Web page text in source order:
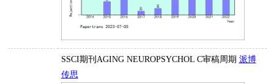
SSCI期刊AGING NEUROPSYCHOL C审稿周期 派博
传思